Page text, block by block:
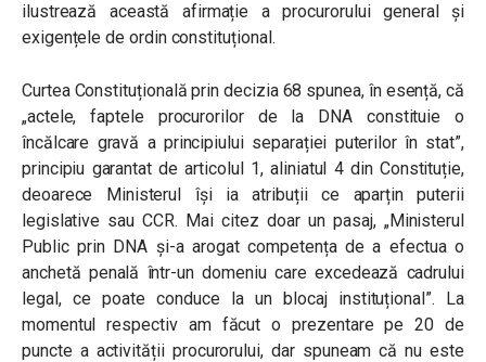
ilustrează această afirmație a procurorului general și
exigențele de ordin constituțional.
Curtea Constituțională prin decizia 68 spunea, în esență, că
„actele, faptele procurorilor de la DNA constituie o
încălcare gravă a principiului separației puterilor în stat”,
principiu garantat de articolul 1, aliniatul 4 din Constituție,
deoarece Ministerul își ia atribuții ce aparțin puterii
legislative sau CCR. Mai citez doar un pasaj, „Ministerul
Public prin DNA și-a arogat competența de a efectua o
anchetă penală într-un domeniu care excedează cadrului
legal, ce poate conduce la un blocaj instituțional”. La
momentul respectiv am făcut o prezentare pe 20 de
puncte a activității procurorului, dar spuneam că nu este